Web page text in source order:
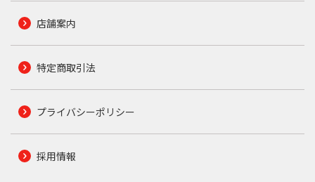
店舗案内
特定商取引法
プライバシーポリシー
採用情報